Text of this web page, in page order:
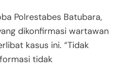
Polrestabes Batubara,
dikonfirmasi wartawan
kasus ini. “Tidak
tidak